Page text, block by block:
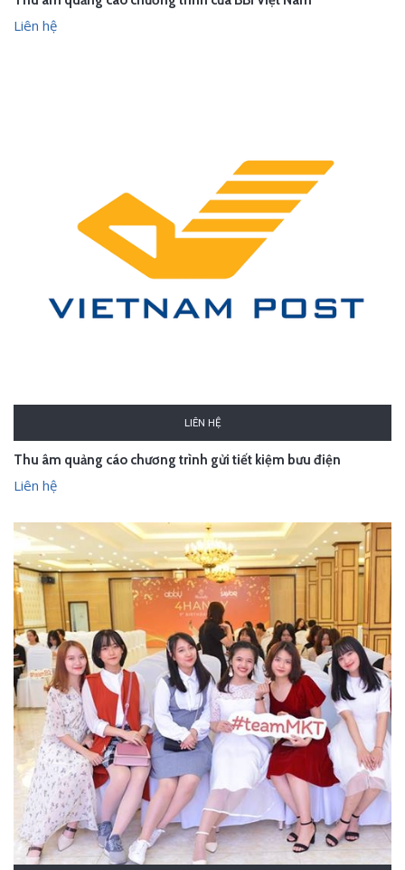
Liên hệ
LIÊN HỆ
Thu âm quảng cáo chương trình gửi tiết kiệm bưu điện
Liên hệ